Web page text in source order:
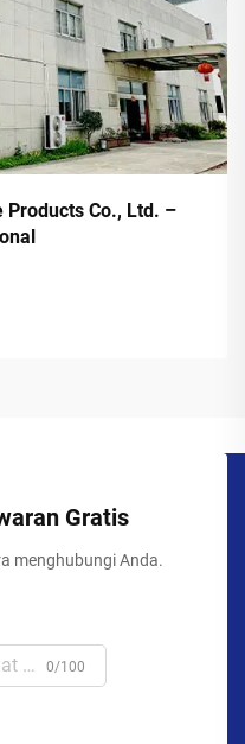
Products Co., Ltd. –
Gratis
menghubungi Anda.
0/100